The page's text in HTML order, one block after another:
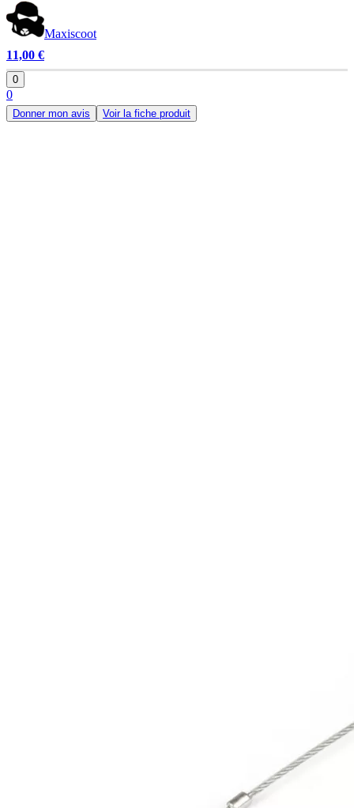
Maxiscoot
11,00 €
0
0
Donner mon avis Voir la fiche produit